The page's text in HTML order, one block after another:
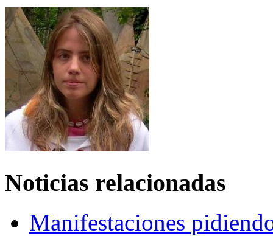
Noticias relacionadas
Manifestaciones